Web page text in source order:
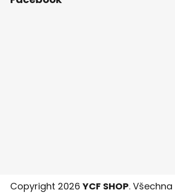
Copyright 2026YCF SHOP.